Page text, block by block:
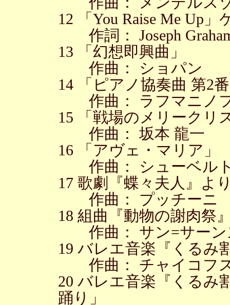
12 「You Raise Me Up
作詞： Joseph
13 「幻想即興曲」
作曲： ショパン
14 「ピアノ協奏曲 第2
作曲： ラフマニノ
15 「戦場のメリークリ
作曲： 坂本 龍一
16 「アヴェ・マリア」
作曲： シューベル
17 歌劇『蝶々夫人』よ
作曲： プッチーニ
18 組曲『動物の謝肉祭
作曲： サン=サーン
19 バレエ音楽『くるみ
作曲： チャイコフ
20 バレエ音楽『くるみ
踊り」